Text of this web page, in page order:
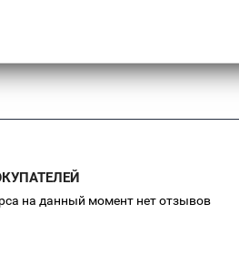
на данный момент нет отзывов